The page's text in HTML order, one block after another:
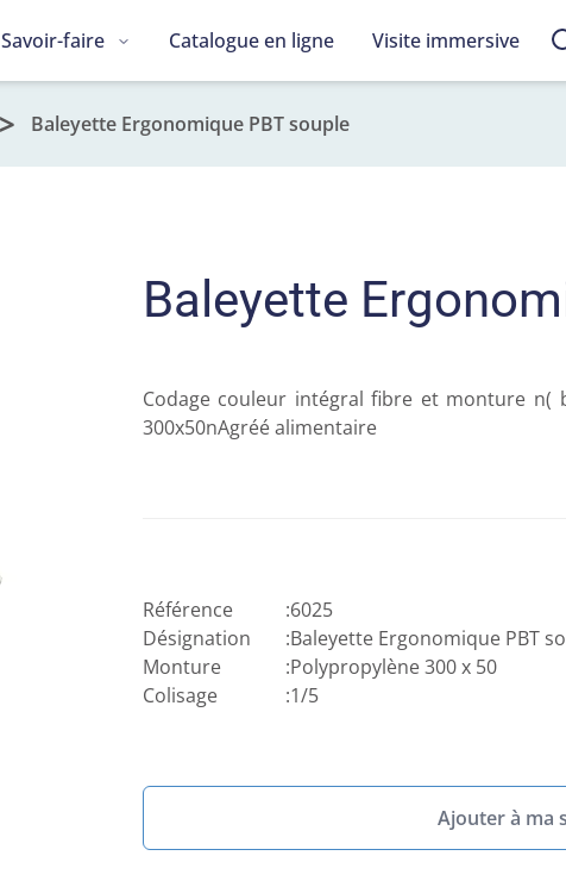
Savoir-faire Catalogue en ligne Visite immersive
Baleyette Ergonomique PBT souple
Baleyette
Codage couleur intégral fibre et monture
300x50nAgréé alimentaire
Référence :6025
Désignation
:Baleyette Ergonomique PBT
Monture
:Polypropylène 300 x 50
Colisage
:1/5
Ajouter à ma